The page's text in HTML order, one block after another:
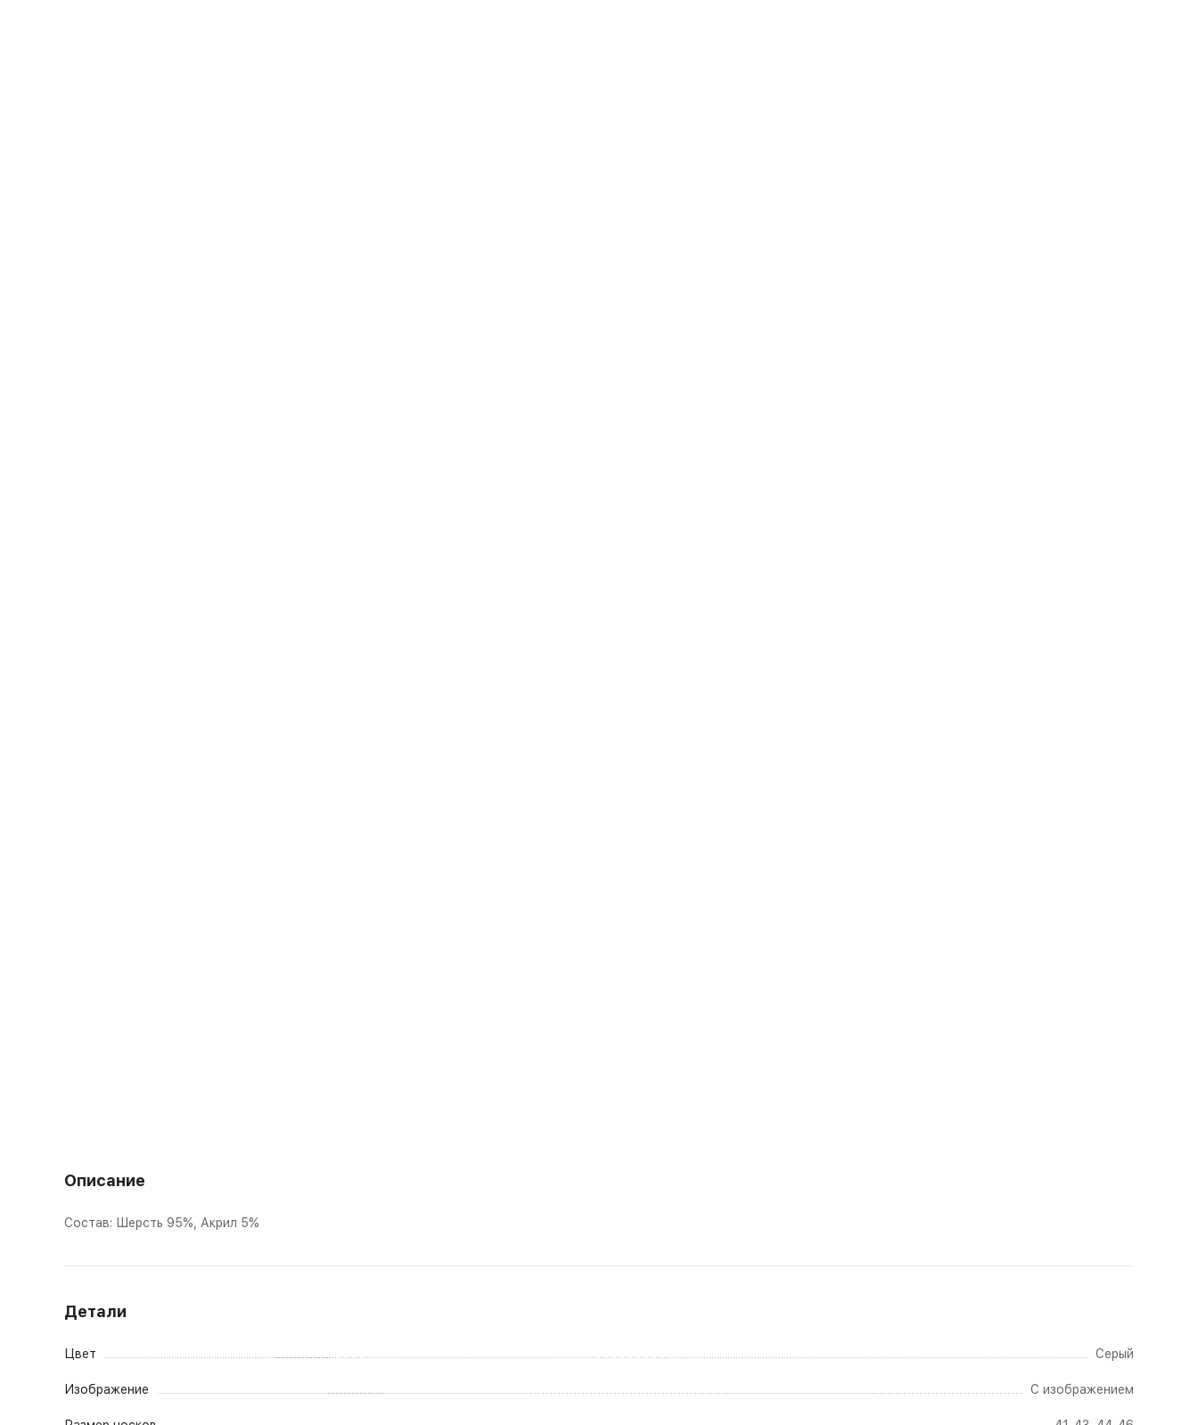
Описание
Состав: Шерсть 95%, Акрил 5%
Детали
Цвет Серый
Изображение С изображением